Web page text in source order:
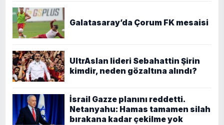
Galatasaray’da Çorum FK mesaisi
UltrAslan lideri Sebahattin Şirin
kimdir, neden gözaltına alındı?
İsrail Gazze planını reddetti.
Netanyahu: Hamas tamamen silah
bırakana kadar çekilme yok